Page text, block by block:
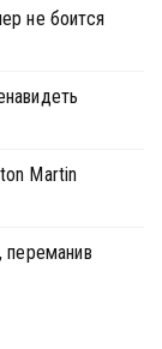
не боится
Martin
переманив